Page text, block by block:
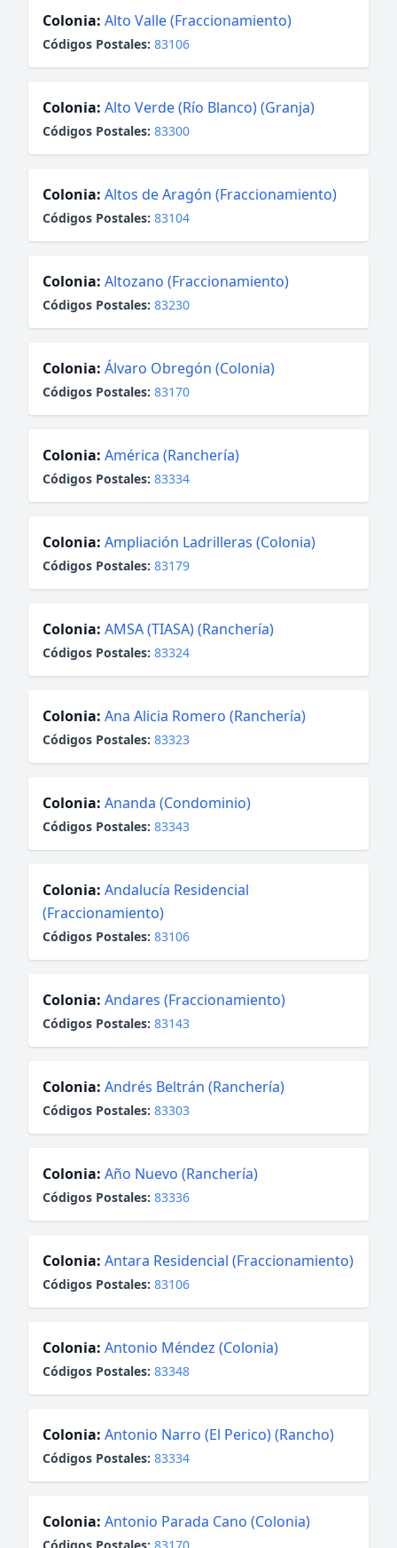
Colonia: Alto Valle (Fraccionamiento)
Códigos Postales: 83106
Colonia: Alto Verde (Río Blanco) (Granja)
Códigos Postales: 83300
Colonia: Altos de Aragón (Fraccionamiento)
Códigos Postales: 83104
Colonia: Altozano (Fraccionamiento)
Códigos Postales: 83230
Colonia: Álvaro Obregón (Colonia)
Códigos Postales: 83170
Colonia: América (Ranchería)
Códigos Postales: 83334
Colonia: Ampliación Ladrilleras (Colonia)
Códigos Postales: 83179
Colonia: AMSA (TIASA) (Ranchería)
Códigos Postales: 83324
Colonia: Ana Alicia Romero (Ranchería)
Códigos Postales: 83323
Colonia: Ananda (Condominio)
Códigos Postales: 83343
Colonia: Andalucía Residencial
(Fraccionamiento)
Códigos Postales: 83106
Colonia: Andares (Fraccionamiento)
Códigos Postales: 83143
Colonia: Andrés Beltrán (Ranchería)
Códigos Postales: 83303
Colonia: Año Nuevo (Ranchería)
Códigos Postales: 83336
Colonia: Antara Residencial (Fraccionamiento)
Códigos Postales: 83106
Colonia: Antonio Méndez (Colonia)
Códigos Postales: 83348
Colonia: Antonio Narro (El Perico) (Rancho)
Códigos Postales: 83334
Colonia: Antonio Parada Cano (Colonia)